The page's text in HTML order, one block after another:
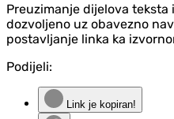
Preuzimanje dijelova
dozvoljeno uz obavezno
postavljanje linka ka
Podijeli:
Link je kopiran!